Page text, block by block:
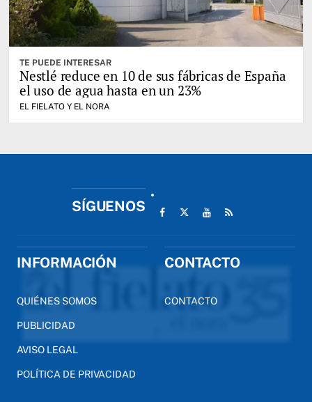
TE PUEDE INTERESAR
Nestlé reduce en 10 de sus fábricas de España
el uso de agua hasta en un 23%
EL FIELATO Y EL NORA
SÍGUENOS
INFORMACIÓN
QUIÉNES SOMOS
PUBLICIDAD
AVISO LEGAL
POLÍTICA DE PRIVACIDAD
CONTACTO
CONTACTO